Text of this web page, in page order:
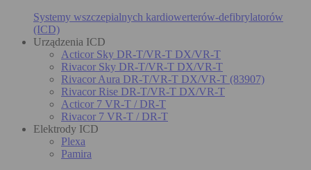
Systemy wszczepialnych kardiowerterów-defibrylatorów
(ICD)
Urządzenia ICD
Acticor Sky DR-T/VR-T DX/VR-T
Rivacor Sky DR-T/VR-T DX/VR-T
Rivacor Aura DR-T/VR-T DX/VR-T (83907)
Rivacor Rise DR-T/VR-T DX/VR-T
Acticor 7 VR-T / DR-T
Rivacor 7 VR-T / DR-T
Elektrody ICD
Plexa
Pamira